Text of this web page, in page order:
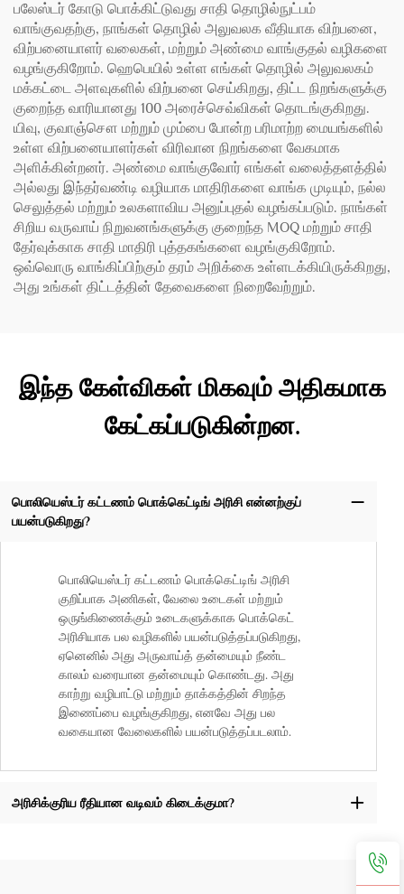
பலேஸ்டர் கோடு பொக்கிட்டுவது சாதி தொழில்நுட்பம்
வாங்குவதற்கு, நாங்கள் தொழில் அலுவலக வீதியாக விற்பனை,
விற்பனையாளர் வலைகள், மற்றும் அண்மை வாங்குதல் வழிகளை
வழங்குகிறோம். ஹெபெயில் உள்ள எங்கள் தொழில் அலுவலகம்
மக்கட்டை அளவுகளில் விற்பனை செய்கிறது, திட்ட நிறங்களுக்கு
குறைந்த வாரியானது 100 அரைச்செவ்விகள் தொடங்குகிறது.
யிவு, குவாஞ்சௌ மற்றும் மும்பை போன்ற பரிமாற்ற மையங்களில்
உள்ள விற்பனையாளர்கள் விரிவான நிறங்களை வேகமாக
அளிக்கின்றனர். அண்மை வாங்குவோர் எங்கள் வலைத்தளத்தில்
அல்லது இந்தர்வண்டி வழியாக மாதிரிகளை வாங்க முடியும், நல்ல
செலுத்தல் மற்றும் உலகளாவிய அனுப்புதல் வழங்கப்படும். நாங்கள்
சிறிய வருவாய் நிறுவனங்களுக்கு குறைந்த MOQ மற்றும் சாதி
தேர்வுக்காக சாதி மாதிரி புத்தகங்களை வழங்குகிறோம்.
ஒவ்வொரு வாங்கிப்பிற்கும் தரம் அறிக்கை உள்ளடக்கியிருக்கிறது,
அது உங்கள் திட்டத்தின் தேவைகளை நிறைவேற்றும்.
இந்த கேள்விகள் மிகவும் அதிகமாக
கேட்கப்படுகின்றன.
பொலியெஸ்டர் கட்டணம் பொக்கெட்டிங் அரிசி என்னற்குப்
பயன்படுகிறது?
பொலியெஸ்டர் கட்டணம் பொக்கெட்டிங் அரிசி
குறிப்பாக அணிகள், வேலை உடைகள் மற்றும்
ஒருங்கிணைக்கும் உடைகளுக்காக பொக்கெட்
அரிசியாக பல வழிகளில் பயன்படுத்தப்படுகிறது,
ஏனெனில் அது அருவாய்த் தன்மையும் நீண்ட
காலம் வரையான தன்மையும் கொண்டது. அது
காற்று வழிபாட்டு மற்றும் தாக்கத்தின் சிறந்த
இணைப்பை வழங்குகிறது, எனவே அது பல
வகையான வேலைகளில் பயன்படுத்தப்படலாம்.
அரிசிக்குரிய ரீதியான வடிவம் கிடைக்குமா?